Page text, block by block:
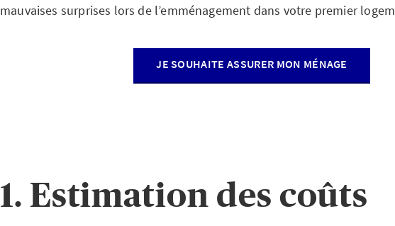
mauvaises surprises lors de l’emménagement dans votre premier
JE SOUHAITE ASSURER MON MÉNAGE
1. Estimation des coûts